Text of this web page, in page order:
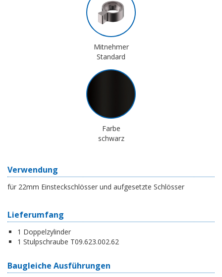
Mitnehmer
Standard
Farbe
schwarz
Verwendung
für 22mm Einsteckschlösser und aufgesetzte Schlösser
Lieferumfang
1 Doppelzylinder
1 Stulpschraube T09.623.002.62
Baugleiche Ausführungen